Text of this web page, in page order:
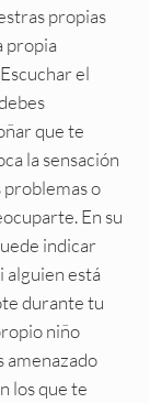
propias
propia
el
que te
la sensación
problemas o
En su
indicar
alguien está
durante tu
niño
amenazado
los que te